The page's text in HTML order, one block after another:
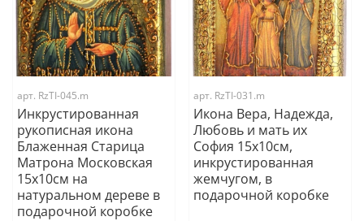
арт. RzTI-045.m
Инкрустированная
рукописная икона
Блаженная Старица
Матрона Московская
15х10см на
натуральном дереве в
подарочной коробке
арт. RzTI-031.m
Икона Вера, Надежда,
Любовь и мать их
София 15х10см,
инкрустированная
жемчугом, в
подарочной коробке